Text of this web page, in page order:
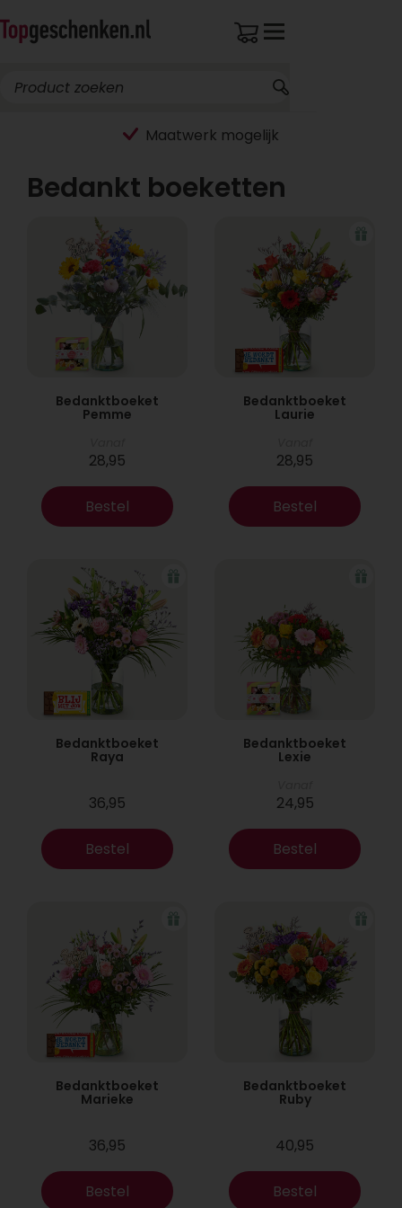
Bedankt boeketten
Bedanktboeket
Pemme
28,95
Bestel
Bedanktboeket
Laurie
28,95
Bestel
Bedanktboeket
Raya
36,95
Bestel
Bedanktboeket
Lexie
24,95
Bestel
Bedanktboeket
Marieke
36,95
Bestel
Bedanktboeket
Ruby
40,95
Bestel